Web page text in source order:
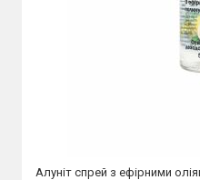
Алуніт спрей з ефірними